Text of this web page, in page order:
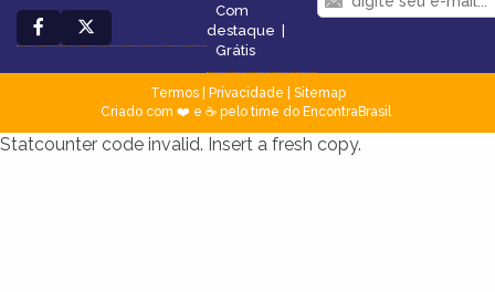
Com
destaque
Grátis
Termos| Privacidade
Sitemap
Criado com ❤️ e ☕ pelo time do EncontraBrasil
Statcounter code invalid. Insert a fresh copy.